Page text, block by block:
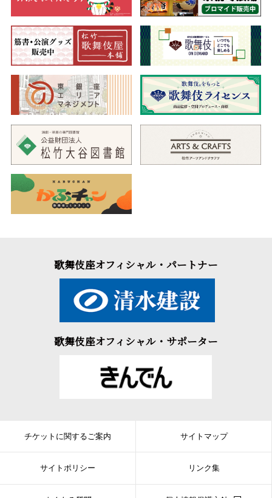
歌舞伎座オフィシャル・パートナー
歌舞伎座オフィシャル・サポーター
チケットに関するご案内 サイトマップ
サイトポリシー リンク集